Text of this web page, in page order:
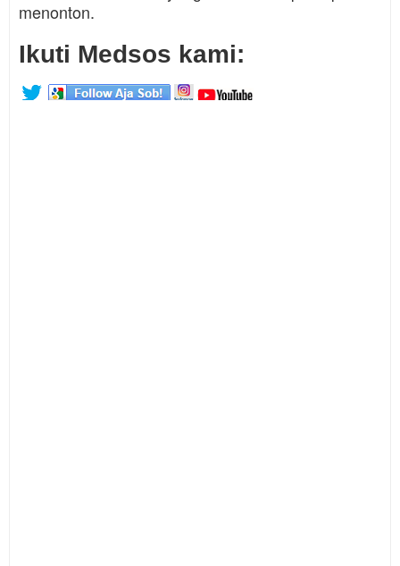
menonton.
Ikuti Medsos kami: